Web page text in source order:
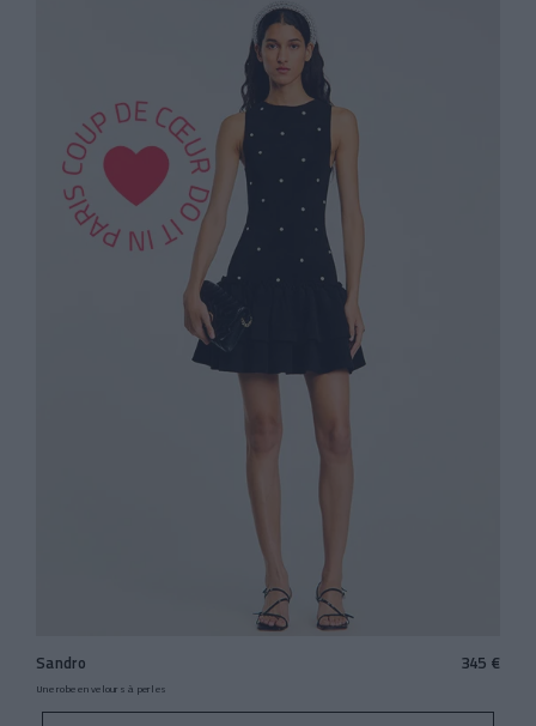
Sandro 345 €
Une robe en velours à perles